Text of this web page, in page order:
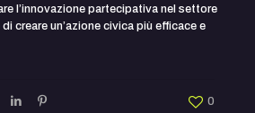
l’innovazione partecipativa nel settore
creare un’azione civica più efficace e
0